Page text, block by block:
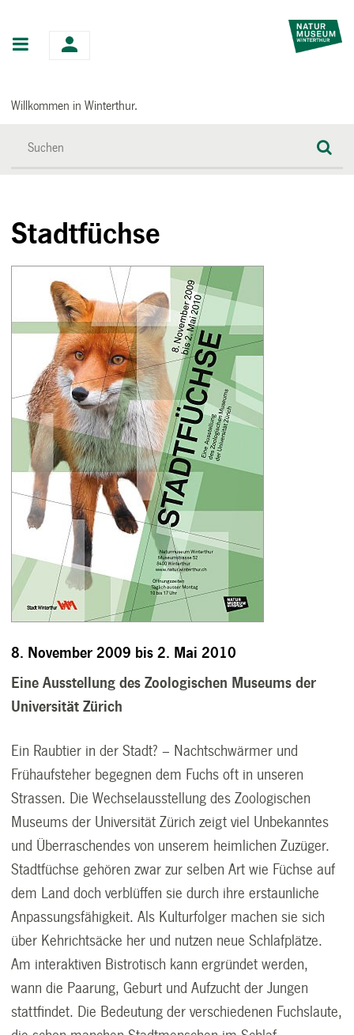
Hauptnavigation
Willkommen in Winterthur.
Stadtfüchse
8. November 2009 bis 2. Mai 2010
Eine Ausstellung des Zoologischen Museums der
Universität Zürich
Ein Raubtier in der Stadt? – Nachtschwärmer und
Frühaufsteher begegnen dem Fuchs oft in unseren
Strassen. Die Wechselausstellung des Zoologischen
Museums der Universität Zürich zeigt viel Unbekanntes
und Überraschendes von unserem heimlichen Zuzüger.
Stadtfüchse gehören zwar zur selben Art wie Füchse auf
dem Land doch verblüffen sie durch ihre erstaunliche
Anpassungsfähigkeit. Als Kulturfolger machen sie sich
über Kehrichtsäcke her und nutzen neue Schlafplätze.
Am interaktiven Bistrotisch kann ergründet werden,
wann die Paarung, Geburt und Aufzucht der Jungen
stattfindet. Die Bedeutung der verschiedenen Fuchslaute,